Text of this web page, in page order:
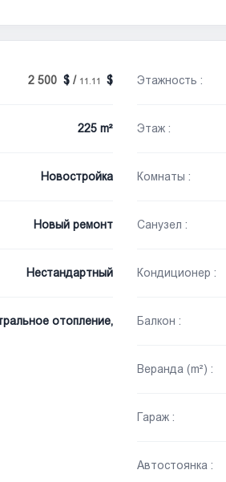
2 500 / 11.11
225 m²
Новостройка
Новый ремонт
Нестандартный
отопление,
Этажность :
Этаж :
Комнаты :
Санузел :
Кондиционер :
Балкон :
Веранда (m²) :
Гараж :
Автостоянка :